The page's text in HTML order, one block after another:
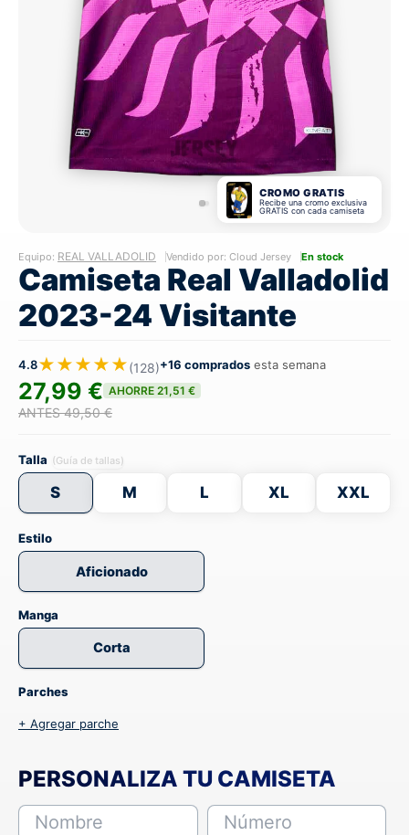
CROMO GRATIS
Recibe una cromo exclusiva
GRATIS con cada camiseta
Equipo: REAL VALLADOLID Vendido por: Cloud Jersey En stock
Camiseta Real Valladolid
2023-24 Visitante
4.8★★★★★(128)+16 comprados esta semana
27,99 € AHORRE 21,51 €
ANTES 49,50 €
Talla (Guía de tallas)
S M L XL XXL
Estilo
Aficionado
Manga
Corta
Parches
+ Agregar parche
PERSONALIZA TU CAMISETA
Nombre Número